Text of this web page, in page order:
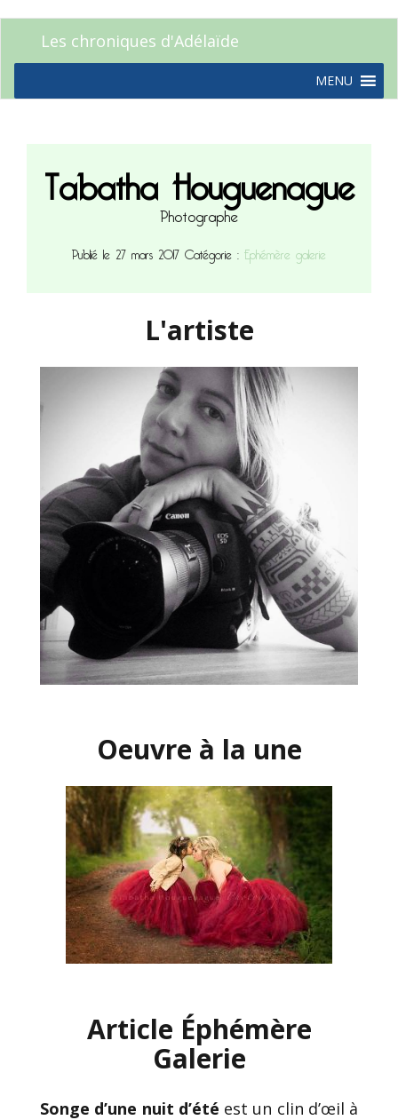
Les chroniques d'Adélaïde
MENU
Tabatha Houguenague
Photographe
Publié le 27 mars 2017Catégorie :Ephémère galerie
L'artiste
Oeuvre à la une
Article Éphémère
Galerie
Songe d’une nuit d’été est un clin d’œil à